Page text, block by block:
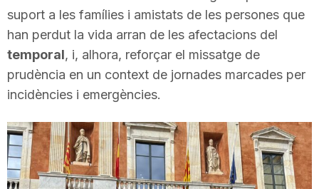
t
a
t
d
suport a les famílies i amistats de les persones que
han perdut la vida arran de les afectacions del
temporal, i, alhora, reforçar el missatge de
prudència en un context de jornades marcades per
incidències i emergències.